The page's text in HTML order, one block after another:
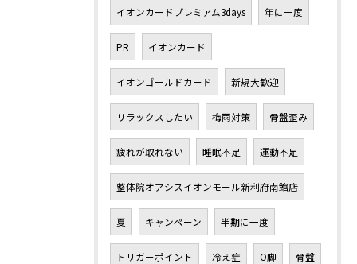
イオンカードプレミアム3days 年に一度
PR イオンカード
イオンゴールドカード 新規大歓迎
リラックスしたい 梅雨対策 骨盤歪み
疲れが取れない 睡眠不足 運動不足
整体院オアシスイオンモール新利府南館店
夏 キャンペーン 半期に一度
トリガーポイント 冷え症 O脚 骨盤